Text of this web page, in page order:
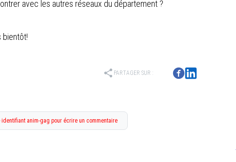
avec les autres réseaux du département ?
bientôt!
share PARTAGER SUR :
anim-gag pour écrire un commentaire